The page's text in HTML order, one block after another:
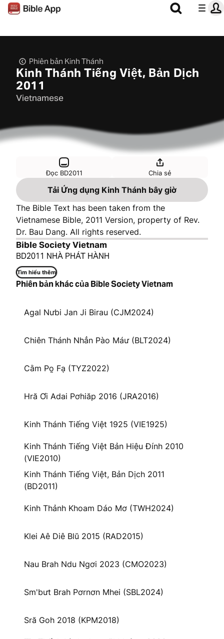
Phiên bản Kinh Thánh
Kinh Thánh Tiếng Việt, Bản Dịch
2011
Vietnamese
Đọc BD2011 Chia sẻ
Tải Ứng dụng Kinh Thánh bây giờ
The Bible Text has been taken from the
Vietnamese Bible, 2011 Version, property of Rev.
Dr. Bau Dang. All rights reserved.
Bible Society Vietnam
BD2011 NHÀ PHÁT HÀNH
Tìm hiểu thêm
Phiên bản khác của Bible Society Vietnam
Agal Nưbi Jan Ji Birau (CJM2024)
Chiên Thánh Nhẳn Pào Máư (BLT2024)
Cằm Po̱ Fạ (TYZ2022)
Hră Ơi Adai Pơhiăp 2016 (JRA2016)
Kinh Thánh Tiếng Việt 1925 (VIE1925)
Kinh Thánh Tiếng Việt Bản Hiệu Đính 2010
(VIE2010)
Kinh Thánh Tiếng Việt, Bản Dịch 2011
(BD2011)
Kinh Thảnh Khoam Dáo Mơ (TWH2024)
Klei Aê Diê Blŭ 2015 (RAD2015)
Nau Brah Ndu Ngơi 2023 (CMO2023)
Sm'bưt Brah Pơrnơn Mhei (SBL2024)
Sră Goh 2018 (KPM2018)